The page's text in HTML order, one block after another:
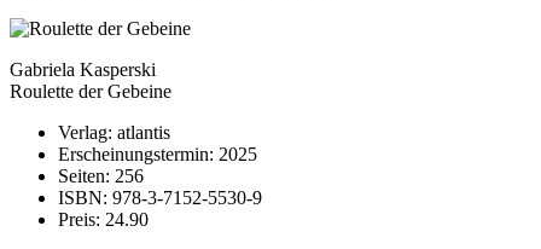
Gabriela Kasperski
Roulette der Gebeine
Verlag: atlantis
Erscheinungstermin: 2025
Seiten: 256
ISBN: 978-3-7152-5530-9
Preis: 24.90